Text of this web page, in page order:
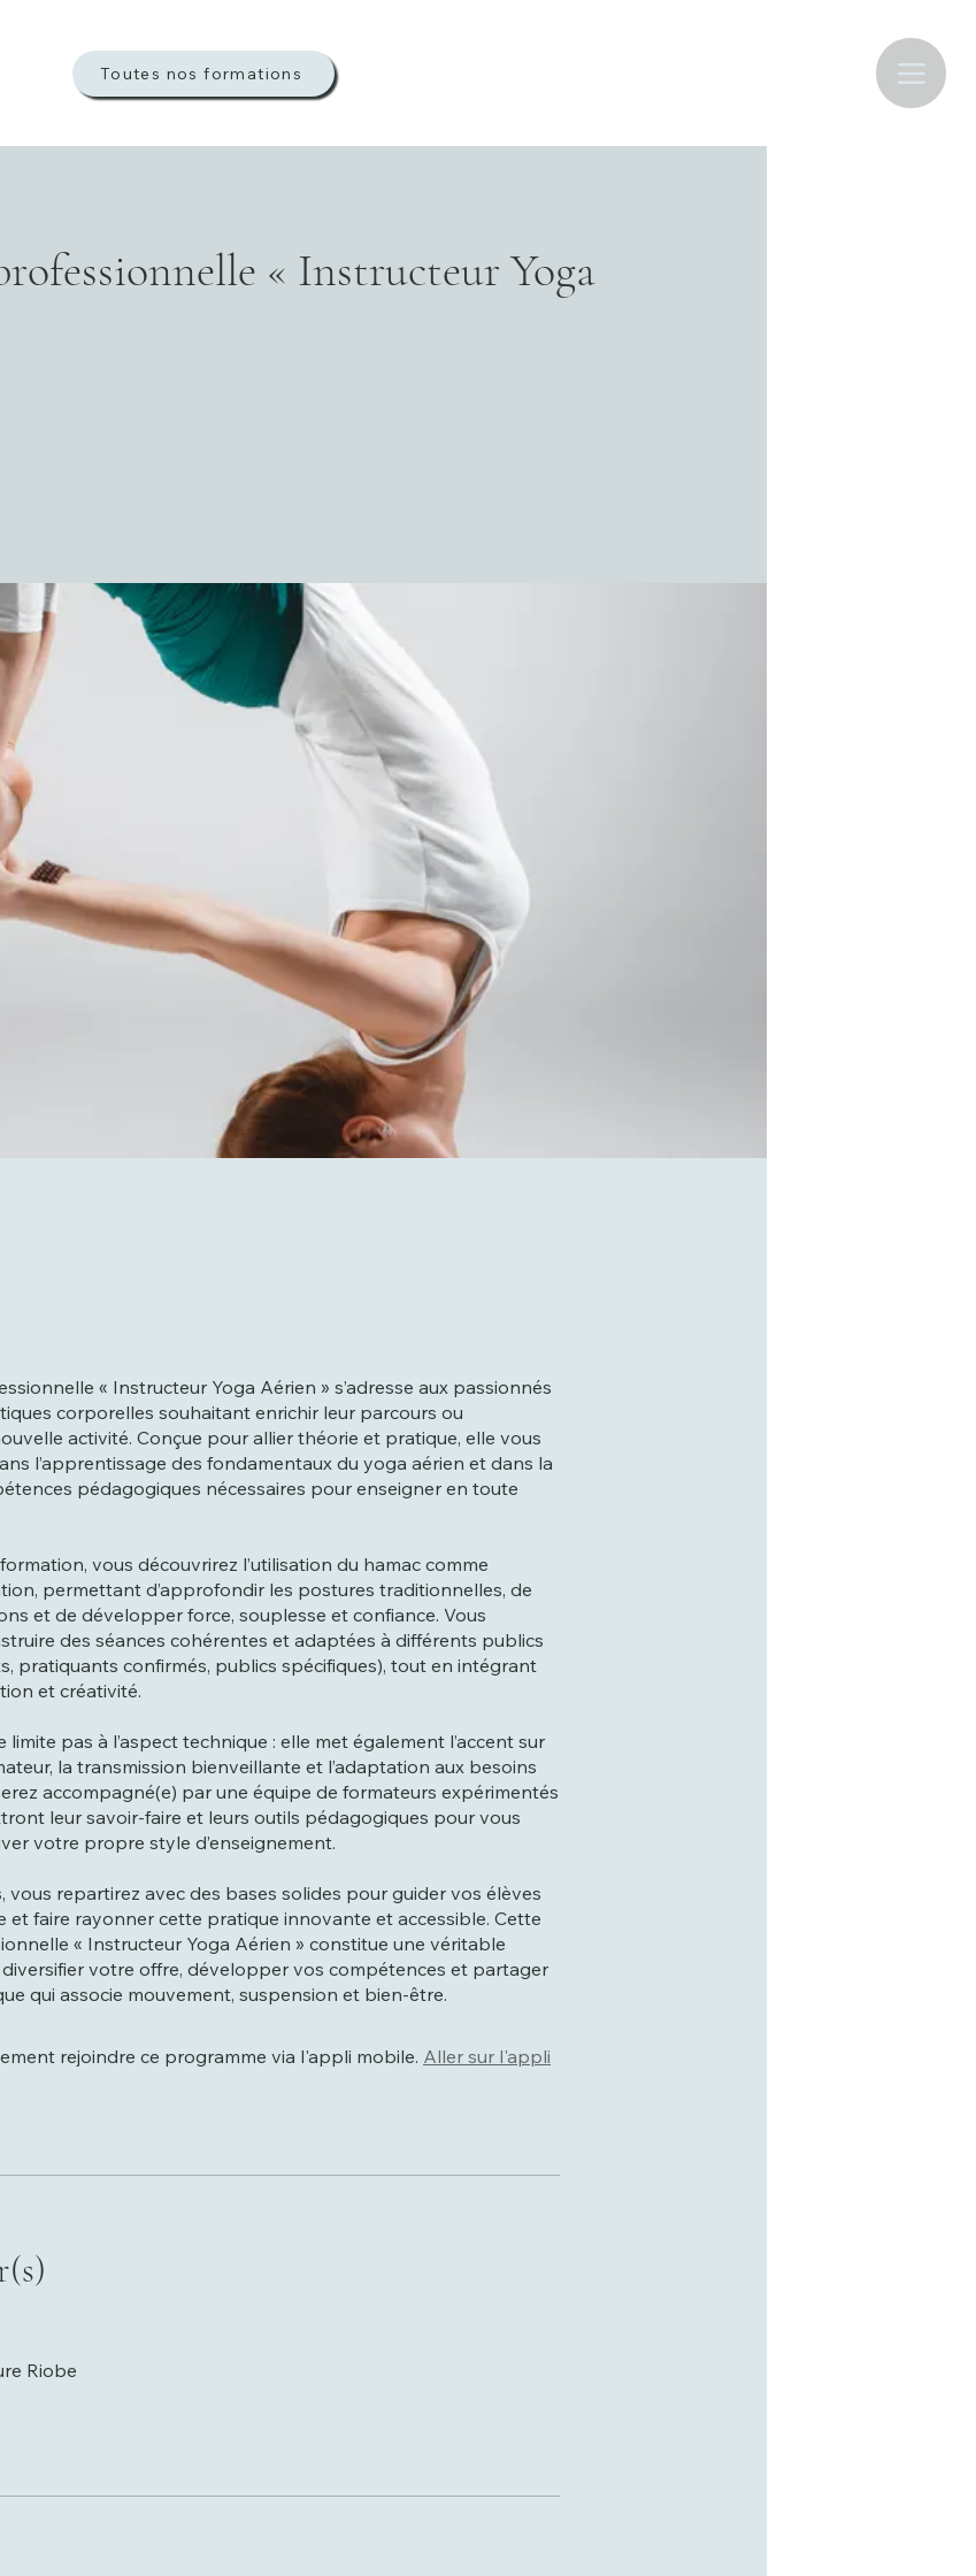
Toutes nos formations
« Instructeur Yoga
« Instructeur Yoga Aérien » s’adresse aux passionnés
corporelles souhaitant enrichir leur parcours ou
activité. Conçue pour allier théorie et pratique, elle vous
l’apprentissage des fondamentaux du yoga aérien et dans la
pédagogiques nécessaires pour enseigner en toute
vous découvrirez l’utilisation du hamac comme
permettant d’approfondir les postures traditionnelles, de
et de développer force, souplesse et confiance. Vous
des séances cohérentes et adaptées à différents publics
pratiquants confirmés, publics spécifiques), tout en intégrant
et créativité.
limite pas à l’aspect technique : elle met également l’accent sur
la transmission bienveillante et l’adaptation aux besoins
accompagné(e) par une équipe de formateurs expérimentés
leur savoir-faire et leurs outils pédagogiques pour vous
votre propre style d’enseignement.
vous repartirez avec des bases solides pour guider vos élèves
et faire rayonner cette pratique innovante et accessible. Cette
« Instructeur Yoga Aérien » constitue une véritable
votre offre, développer vos compétences et partager
qui associe mouvement, suspension et bien-être.
rejoindre ce programme via l'appli mobile. Aller sur l'appli
Riobe